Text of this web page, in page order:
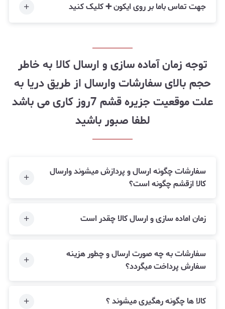
جهت تماس باما بر روی ایکون ➕ کلیک کنید
توجه زمان آماده سازی و ارسال کالا به خاطر
حجم بالای سفارشات وارسال از طریق دریا به
علت موقعیت جزیره قشم 7روز کاری می باشد
لطفا صبور باشید
سفارشات چگونه ارسال و پردازش میشوند وارسال
کالا ازقشم چگونه است؟
زمان اماده سازی و ارسال کالا چقدر است
سفارشات به چه صورت ارسال و چطور هزینه
سفارش پرداخت میگردد؟
کالا ها چگونه رهگیری میشوند ؟